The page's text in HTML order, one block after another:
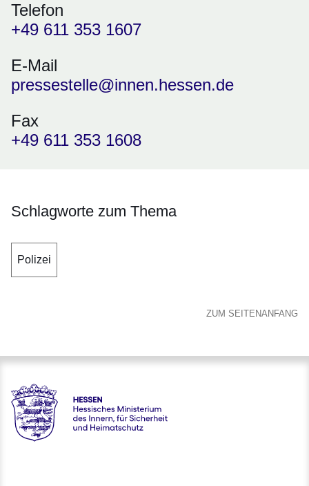
Telefon
+49 611 353 1607
E-Mail
pressestelle@innen.hessen.de
Fax
+49 611 353 1608
Schlagworte zum Thema
Polizei
ZUM SEITENANFANG
Hessen - Hessisches Ministerium des Innern, für Sicherheit